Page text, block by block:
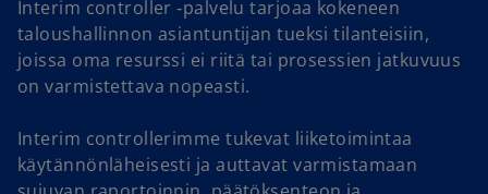
Interim controller ‑palvelu tarjoaa kokeneen
taloushallinnon asiantuntijan tueksi tilanteisiin,
joissa oma resurssi ei riitä tai prosessien jatkuvuus
on varmistettava nopeasti.
Interim controllerimme tukevat liiketoimintaa
käytännönläheisesti ja auttavat varmistamaan